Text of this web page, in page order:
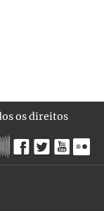
os direitos